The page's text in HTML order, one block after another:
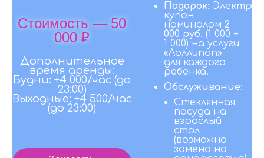
Стоимость — 50
000 ₽
Дополнительное
время аренды:
Будни: +4 000/час (до
23:00)
Выходные: +4 500/час
(до 23:00)
Подарок:
купон
номиналом 2
000 руб. (1 000 +
1 000) на услуги
«Лоллипоп»
для каждого
ребенка.
Обслуживание:
Стеклянная
посуда на
взрослый
стол
(возможна
замена на